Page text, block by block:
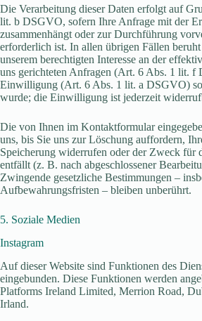
Die Verarbeitung dieser Daten erfolgt auf
lit. b DSGVO, sofern Ihre Anfrage mit der
zusammenhängt oder zur Durchführung
erforderlich ist. In allen übrigen Fällen
unserem berechtigten Interesse an der
uns gerichteten Anfragen (Art. 6 Abs. 1 lit. f
Einwilligung (Art. 6 Abs. 1 lit. a DSGVO)
wurde; die Einwilligung ist jederzeit
Die von Ihnen im Kontaktformular
uns, bis Sie uns zur Löschung auffordern,
Speicherung widerrufen oder der Zweck für
entfällt (z. B. nach abgeschlossener
Zwingende gesetzliche Bestimmungen –
Aufbewahrungsfristen – bleiben unberührt.
5. Soziale Medien
Instagram
Auf dieser Website sind Funktionen des
eingebunden. Diese Funktionen werden
Platforms Ireland Limited, Merrion Road,
Irland.